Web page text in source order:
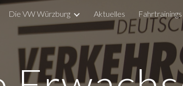
Skip to navigation
Die VW Würzburg Aktuelles Fahrtrainings